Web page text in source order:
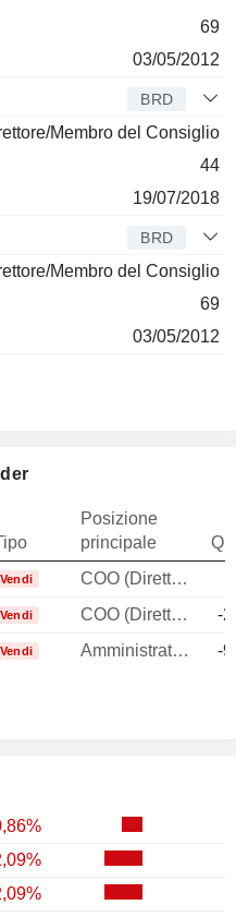
69
03/05/2012
BRD
Membro del Consiglio
44
19/07/2018
BRD
Membro del Consiglio
69
03/05/2012
Posizione
principale
Vendi COO (Direttore operativo)
Vendi COO (Direttore operativo)
-
Vendi Amministratore -